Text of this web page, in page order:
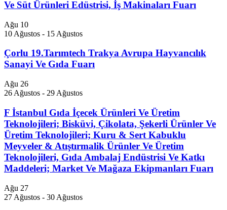
Ve Süt Ürünleri Edüstrisi, İş Makinaları Fuarı
Ağu 10
10 Ağustos - 15 Ağustos
Çorlu 19.Tarımtech Trakya Avrupa Hayvancılık
Sanayi Ve Gıda Fuarı
Ağu 26
26 Ağustos - 29 Ağustos
F İstanbul Gıda İçecek Ürünleri Ve Üretim
Teknolojileri; Bisküvi, Çikolata, Şekerli Ürünler Ve
Üretim Teknolojileri; Kuru & Sert Kabuklu
Meyveler & Atıştırmalik Ürünler Ve Üretim
Teknolojileri, Gıda Ambalaj Endüstrisi Ve Katkı
Maddeleri; Market Ve Mağaza Ekipmanları Fuarı
Ağu 27
27 Ağustos - 30 Ağustos